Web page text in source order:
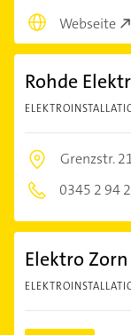
Webseite
Rohde
Grenzstr.
0345 2 94
Elektro